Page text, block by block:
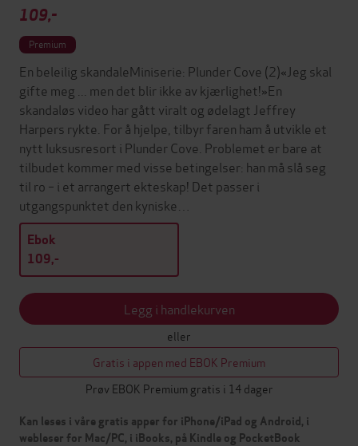
109,-
Premium
En beleilig skandaleMiniserie: Plunder Cove (2)«Jeg skal
gifte meg ... men det blir ikke av kjærlighet!»En
skandaløs video har gått viralt og ødelagt Jeffrey
Harpers rykte. For å hjelpe, tilbyr faren ham å utvikle et
nytt luksusresort i Plunder Cove. Problemet er bare at
tilbudet kommer med visse betingelser: han må slå seg
til ro – i et arrangert ekteskap! Det passer i
utgangspunktet den kyniske…
Ebok
109,-
Legg i handlekurven
eller
Gratis i appen med EBOK Premium
Prøv EBOK Premium gratis i 14 dager
Kan leses i våre gratis apper for iPhone/iPad og Android, i
webleser for Mac/PC, i iBooks, på Kindle og PocketBook